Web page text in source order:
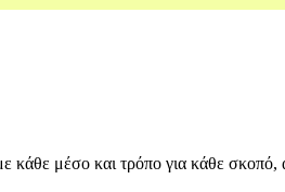
κάθε μέσο και τρόπο για κάθε σκοπό,